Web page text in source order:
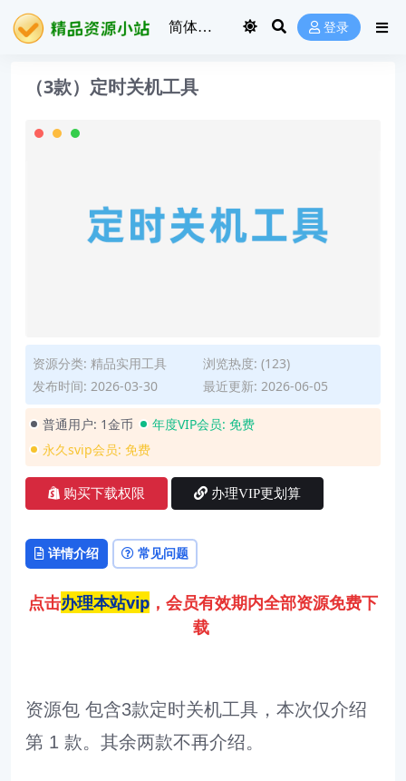
登录
（3款）定时关机工具
资源分类: 精品实用工具
浏览热度: (123)
发布时间: 2026-03-30
最近更新: 2026-06-05
普通用户: 1金币 年度VIP会员: 免费
永久svip会员: 免费
购买下载权限 办理VIP更划算
详情介绍 常见问题
点击办理本站vip ，会员有效期内全部资源免费下
载
资源包 包含3款定时关机工具，本次仅介绍
第 1 款。其余两款不再介绍。